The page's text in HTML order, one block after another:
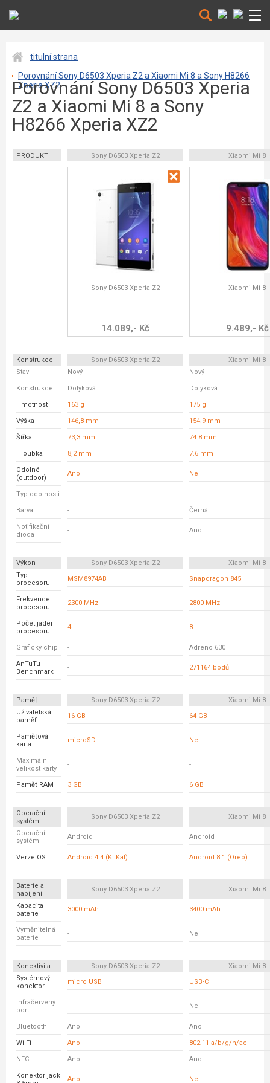
titulní strana
Porovnání Sony D6503 Xperia Z2 a Xiaomi Mi 8 a Sony H8266
Xperia XZ2
Porovnání Sony D6503 Xperia
Z2 a Xiaomi Mi 8 a Sony
H8266 Xperia XZ2
PRODUKT Sony D6503 Xperia Z2 Xiaomi Mi 8
Sony D6503 Xperia Z2
14.089,- Kč
Xiaomi Mi 8
9.489,- Kč
Konstrukce Sony D6503 Xperia Z2
Xiaomi Mi 8
Stav
Nový Nový
Konstrukce Dotyková Dotyková
Hmotnost 163 g 175 g
Výška 146,8 mm 154.9 mm
Šířka 73,3 mm 74.8 mm
Hloubka 8,2 mm 7.6 mm
Odolné
(outdoor)
Ano Ne
Typ odolnosti - -
Barva - Černá
Notifikační
dioda
- Ano
Výkon Sony D6503 Xperia Z2
Xiaomi Mi 8
Typ
procesoru
MSM8974AB Snapdragon 845
Frekvence
procesoru
2300 MHz 2800 MHz
Počet jader
procesoru
4 8
Grafický chip - Adreno 630
AnTuTu
Benchmark
- 271164 bodů
Paměť Sony D6503 Xperia Z2
Xiaomi Mi 8
Uživatelská
paměť
16 GB 64 GB
Paměťová
karta
microSD Ne
Maximální
velikost karty
- -
Paměť RAM 3 GB 6 GB
Operační
systém
Sony D6503 Xperia Z2 Xiaomi Mi 8
Operační
systém
Android Android
Verze OS Android 4.4 (KitKat) Android 8.1 (Oreo)
Baterie a
nabíjení
Sony D6503 Xperia Z2 Xiaomi Mi 8
Kapacita
baterie
3000 mAh 3400 mAh
Vyměnitelná
baterie
- Ne
Konektivita Sony D6503 Xperia Z2
Xiaomi Mi 8
Systémový
konektor
micro USB USB-C
Infračervený
port
- Ne
Bluetooth Ano Ano
Wi-Fi Ano 802.11 a/b/g/n/ac
NFC Ano Ano
Konektor jack
Ano Ne